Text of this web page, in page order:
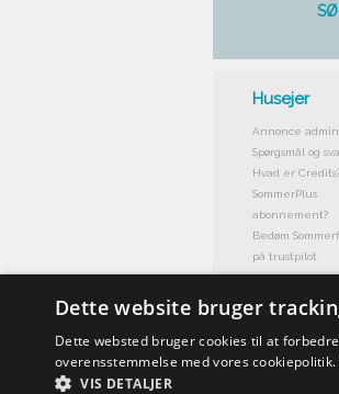
Husejer
Annonce
Spørgsmål og
Hvad er
SommerPlus
abonnement?
Bedøm
på trustpilot
Dette website bruger
Dette websted bruger cookies til at
overensstemmelse med vores cookiepolitik.
VIS DETALJER